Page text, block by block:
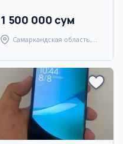
1 500 000 сум
Самаркандская область,